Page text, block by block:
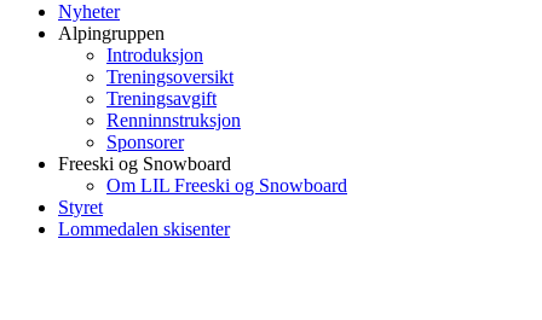
Nyheter
Alpingruppen
Introduksjon
Treningsoversikt
Treningsavgift
Renninnstruksjon
Sponsorer
Freeski og Snowboard
Om LIL Freeski og Snowboard
Styret
Lommedalen skisenter